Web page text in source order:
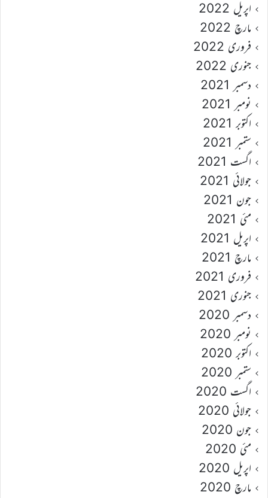
اپریل 2022
مارچ 2022
فروری 2022
جنوری 2022
دسمبر 2021
نومبر 2021
اکتوبر 2021
ستمبر 2021
اگست 2021
جولائی 2021
جون 2021
مئی 2021
اپریل 2021
مارچ 2021
فروری 2021
جنوری 2021
دسمبر 2020
نومبر 2020
اکتوبر 2020
ستمبر 2020
اگست 2020
جولائی 2020
جون 2020
مئی 2020
اپریل 2020
مارچ 2020